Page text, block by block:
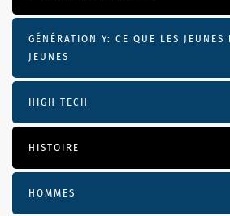
GÉNÉRATION Y: CE QUE LES JEUNES
JEUNES
HIGH TECH
HISTOIRE
HOMMES